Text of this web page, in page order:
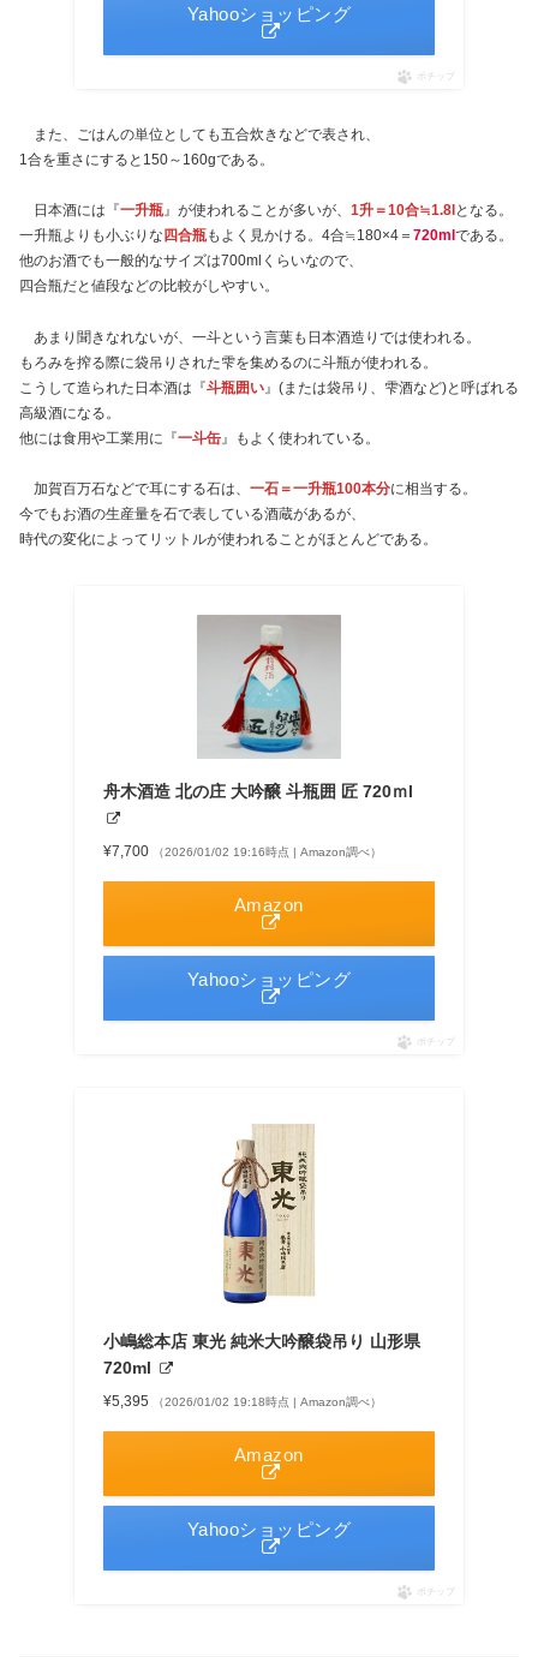
Yahooショッピング
ポチップ
また、ごはんの単位としても五合炊きなどで表され、
1合を重さにすると150～160gである。
日本酒には『一升瓶』が使われることが多いが、 1升＝10合≒1.8l となる。
一升瓶よりも小ぶりな 四合瓶もよく見かける。4合≒180×4＝ 720ml である。
他のお酒でも一般的なサイズは700mlくらいなので、
四合瓶だと値段などの比較がしやすい。
あまり聞きなれないが、一斗という言葉も日本酒造りでは使われる。
もろみを搾る際に袋吊りされた雫を集めるのに斗瓶が使われる。
こうして造られた日本酒は『斗瓶囲い』(または袋吊り、雫酒など)と呼ばれる
高級酒になる。
他には食用や工業用に『一斗缶』もよく使われている。
加賀百万石などで耳にする石は、 一石＝一升瓶100本分に相当する。
今でもお酒の生産量を石で表している酒蔵があるが、
時代の変化によってリットルが使われることがほとんどである。
舟木酒造 北の庄 大吟醸 斗瓶囲 匠 720ｍl
¥7,700 （2026/01/02 19:16時点 | Amazon調べ）
Amazon
Yahooショッピング
ポチップ
小嶋総本店 東光 純米大吟醸袋吊り 山形県
720ml
¥5,395 （2026/01/02 19:18時点 | Amazon調べ）
Amazon
Yahooショッピング
ポチップ